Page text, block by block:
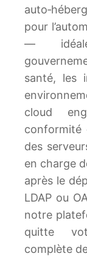
pour
—
santé, les
cloud
conformité
des
en charge
après le
LDAP ou
notre
quitte
complète